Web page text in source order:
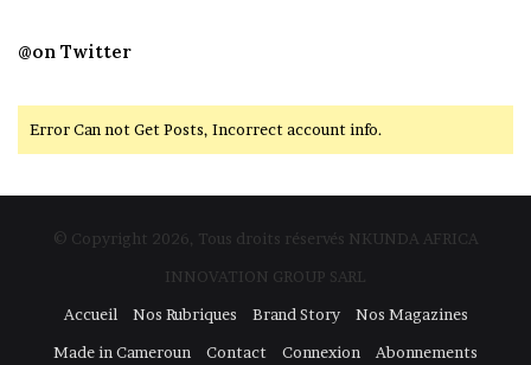
@on Twitter
Error Can not Get Posts, Incorrect account info.
© Copyright 2026, Tous droits réservés NKUNDA AFRICA
INNOVATION GROUP SARL
Accueil
Nos Rubriques Brand Story
Nos Magazines
Made in Cameroun
Contact Connexion Abonnements